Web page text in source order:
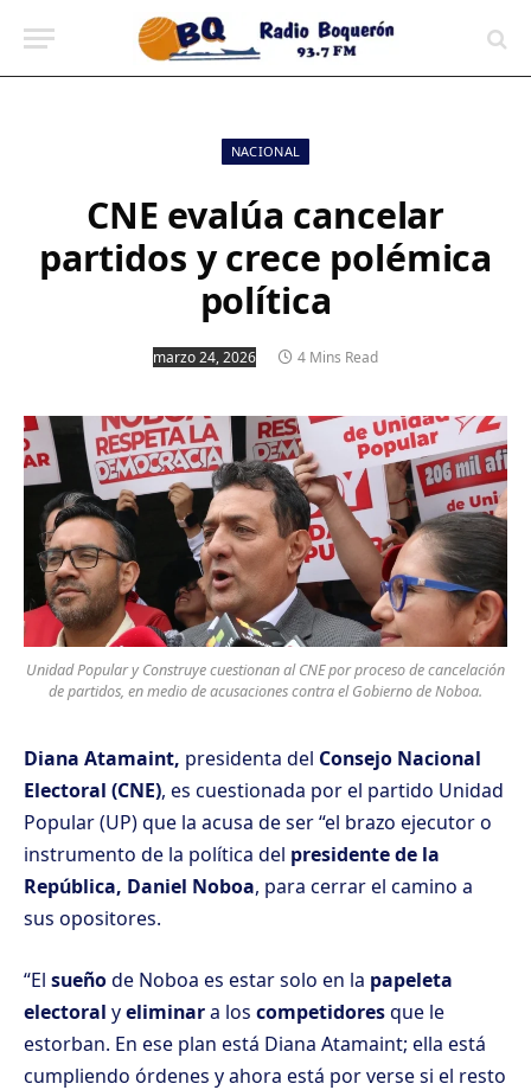
NACIONAL
CNE evalúa cancelar
partidos y crece polémica
política
marzo 24, 2026 4 Mins Read
Unidad Popular y Construye cuestionan al CNE por proceso de cancelación
de partidos, en medio de acusaciones contra el Gobierno de Noboa.
Diana Atamaint, presidenta del Consejo Nacional
Electoral (CNE), es cuestionada por el partido Unidad
Popular (UP) que la acusa de ser “el brazo ejecutor o
instrumento de la política del presidente de la
República, Daniel Noboa, para cerrar el camino a
sus opositores.
“El sueñode Noboa es estar solo en la papeleta
electoral yeliminara los competidoresque le
estorban. En ese plan está Diana Atamaint; ella está
cumpliendo órdenes y ahora está por verse si el resto